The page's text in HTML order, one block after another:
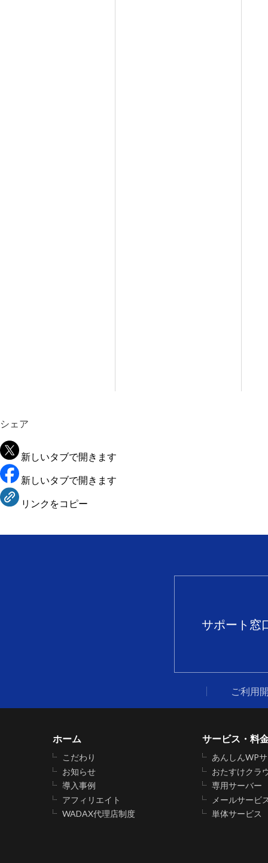
シェア
新しいタブで開きます
新しいタブで開きます
リンクをコピー
サポート窓
ご利用
ホーム
こだわり
お知らせ
導入事例
アフィリエイト
WADAX代理店制度
サービス・料
あんしんWP
おたすけクラ
専用サーバー
メールサービ
単体サービス